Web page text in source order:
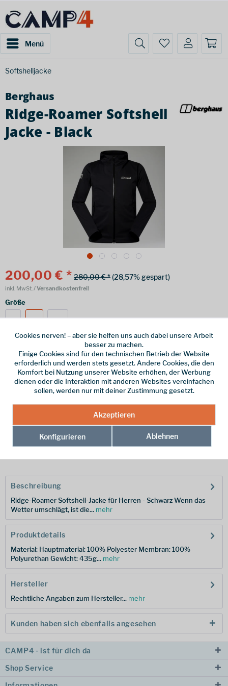
Menü
Softshelljacke
Berghaus
Ridge-Roamer Softshell
Jacke - Black
200,00 € * 280,00 € *(28,57% gespart)
inkl. MwSt./ Versandkostenfrei!
Größe
Online bestellen Ladenabholung
vorrätig | Lieferzeit 1-3 Werktage
In denWarenkorb
Beschreibung
Ridge-Roamer Softshell-Jacke für Herren - Schwarz Wenn das
Wetter umschlägt, ist die... mehr
Produktdetails
Material: Hauptmaterial: 100% Polyester Membran: 100%
Polyurethan Gewicht: 435g... mehr
Hersteller
Rechtliche Angaben zum Hersteller... mehr
Kunden haben sich ebenfalls angesehen
CAMP4 - ist für dich da
Shop Service
Cookies nerven! – aber sie helfen uns auch dabei unsere Arbeit
besser zu machen.
Einige Cookies sind für den technischen Betrieb der Website
erforderlich und werden stets gesetzt. Andere Cookies, die den
Komfort bei Nutzung unserer Website erhöhen, der Werbung
dienen oder die Interaktion mit anderen Websites vereinfachen
sollen, werden nur mit deiner Zustimmung gesetzt.
Akzeptieren
Konfigurieren Ablehnen